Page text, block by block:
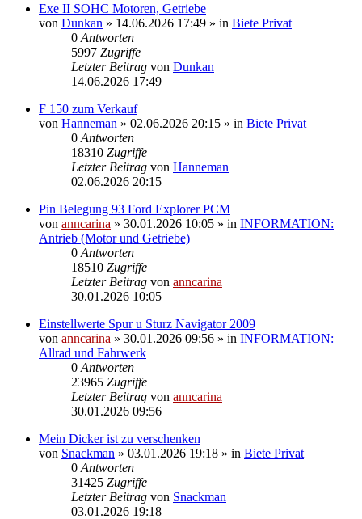
Exe II SOHC Motoren, Getriebe
von Dunkan » 14.06.2026 17:49 » in Biete Privat
0 Antworten
5997 Zugriffe
Letzter Beitrag von Dunkan
14.06.2026 17:49
F 150 zum Verkauf
von Hanneman » 02.06.2026 20:15 » in Biete Privat
0 Antworten
18310 Zugriffe
Letzter Beitrag von Hanneman
02.06.2026 20:15
Pin Belegung 93 Ford Explorer PCM
von anncarina » 30.01.2026 10:05 » in INFORMATION:
Antrieb (Motor und Getriebe)
0 Antworten
18510 Zugriffe
Letzter Beitrag von anncarina
30.01.2026 10:05
Einstellwerte Spur u Sturz Navigator 2009
von anncarina » 30.01.2026 09:56 » in INFORMATION:
Allrad und Fahrwerk
0 Antworten
23965 Zugriffe
Letzter Beitrag von anncarina
30.01.2026 09:56
Mein Dicker ist zu verschenken
von Snackman » 03.01.2026 19:18 » in Biete Privat
0 Antworten
31425 Zugriffe
Letzter Beitrag von Snackman
03.01.2026 19:18